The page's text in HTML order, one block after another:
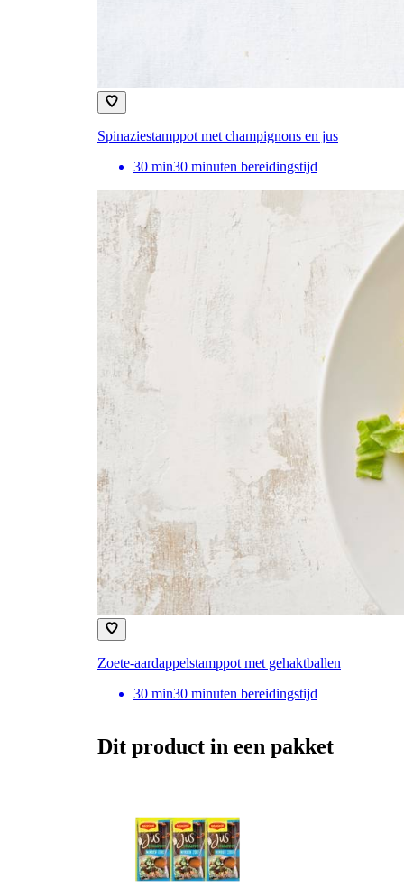
Spinaziestamppot met champignons en jus
30 min30 minuten bereidingstijd
Zoete-aardappelstamppot met gehaktballen
30 min30 minuten bereidingstijd
Dit product in een pakket